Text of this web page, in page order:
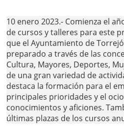
10 enero 2023.- Comienza el
de cursos y talleres para este
que el Ayuntamiento de
preparado a través de las
Cultura, Mayores, Deportes,
de una gran variedad de
destaca la formación para el
principales prioridades y el
conocimientos y aficiones.
últimas plazas de los cursos